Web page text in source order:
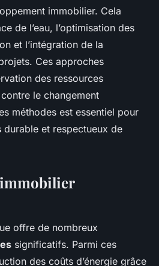
immobilier. Cela
de l’eau, l’optimisation des
et l’intégration de la
Ces approches
des ressources
le changement
méthodes est essentiel pour
durable et respectueux de
offre de nombreux
significatifs. Parmi ces
des coûts d’énergie grâce